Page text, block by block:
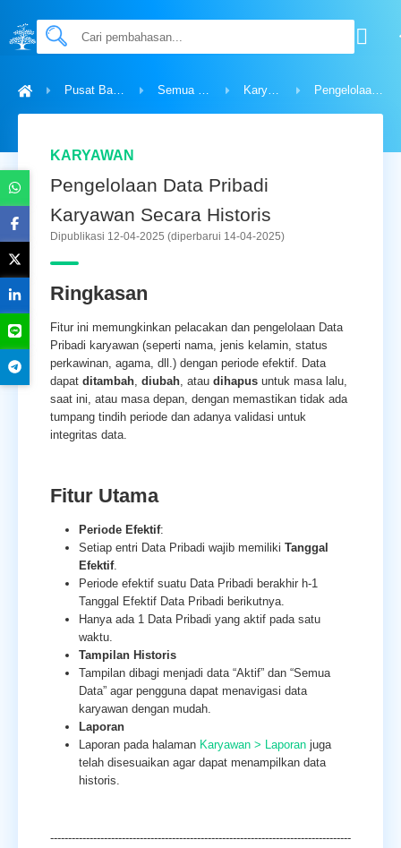
Pusat Bantuan Semua Topik Karyawan Pengelolaan Data Pribadi Karyawan Secara Historis
KARYAWAN
Pengelolaan Data Pribadi
Karyawan Secara Historis
Dipublikasi 12-04-2025 (diperbarui 14-04-2025)
Ringkasan
Fitur ini memungkinkan pelacakan dan pengelolaan Data
Pribadi karyawan (seperti nama, jenis kelamin, status
perkawinan, agama, dll.) dengan periode efektif. Data
dapat ditambah, diubah, atau dihapus untuk masa lalu,
saat ini, atau masa depan, dengan memastikan tidak ada
tumpang tindih periode dan adanya validasi untuk
integritas data.
Fitur Utama
Periode Efektif:
Setiap entri Data Pribadi wajib memiliki Tanggal
Efektif.
Periode efektif suatu Data Pribadi berakhir h-1
Tanggal Efektif Data Pribadi berikutnya.
Hanya ada 1 Data Pribadi yang aktif pada satu
waktu.
Tampilan Historis
Tampilan dibagi menjadi data “Aktif” dan “Semua
Data” agar pengguna dapat menavigasi data
karyawan dengan mudah.
Laporan
Laporan pada halaman Karyawan > Laporan juga
telah disesuaikan agar dapat menampilkan data
historis.
------------------------------------------------------------------------------------